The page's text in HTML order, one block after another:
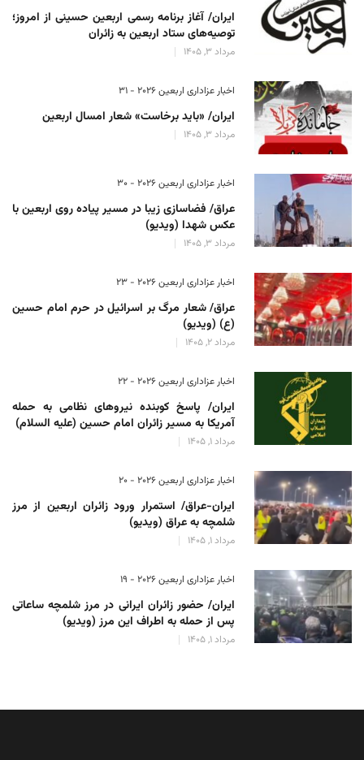
ایران/ آغاز برنامه رسمی اربعین حسینی از امروز؛
توصیه‌های ستاد اربعین به زائران
مرداد 3, 1405
اخبار عزاداری اربعین ۲۰۲۶ - 31
ایران/ «باید برخاست» شعار امسال اربعین
مرداد 3, 1405
اخبار عزاداری اربعین ۲۰۲۶ - 30
عراق/ فضاسازی زیبا در مسیر پیاده روی اربعین با
عکس شهدا (ویدیو)
مرداد 3, 1405
اخبار عزاداری اربعین ۲۰۲۶ - 23
عراق/ شعار مرگ بر اسرائیل در حرم امام حسین
(ع) (ویدیو)
مرداد 2, 1405
اخبار عزاداری اربعین ۲۰۲۶ - 22
ایران/ پاسخ کوبنده نیروهای نظامی به حمله
آمریکا به مسیر زائران امام حسین (علیه السلام)
مرداد 1, 1405
اخبار عزاداری اربعین ۲۰۲۶ - 20
ایران-عراق/ استمرار ورود زائران اربعین از مرز
شلمچه به عراق (ویدیو)
مرداد 1, 1405
اخبار عزاداری اربعین ۲۰۲۶ - 19
ایران/ حضور زائران ایرانی در مرز شلمچه ساعاتی
پس از حمله به اطراف این مرز (ویدیو)
مرداد 1, 1405